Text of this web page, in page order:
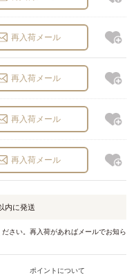
再入荷メール
再入荷メール
再入荷メール
再入荷メール
内に発送
さい。再入荷があればメールでお知ら
ポイントについて